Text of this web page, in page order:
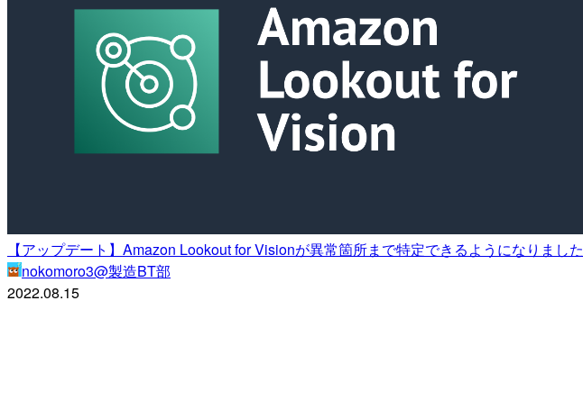
【アップデート】Amazon Lookout for Visionが異常箇所まで特定できるようになりました
nokomoro3@製造BT部
2022.08.15